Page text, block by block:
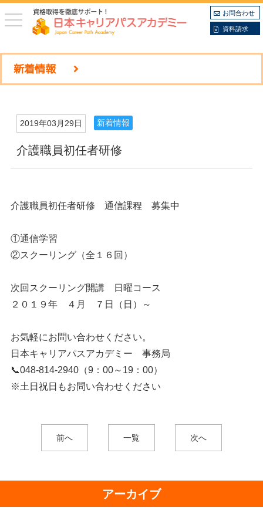
toggle
navigation
お問合わせ
資料請求
新着情報
2019年03月29日 新着情報
介護職員初任者研修
介護職員初任者研修 通信課程 募集中
①通信学習
②スクーリング（全１６回）
次回スクーリング開講 日曜コース
２０１９年 ４月 ７日（日）～
お気軽にお問い合わせください。
日本キャリアパスアカデミー 事務局
📞048-814-2940（9：00～19：00）
※土日祝日もお問い合わせください
前へ 一覧 次へ
アーカイブ